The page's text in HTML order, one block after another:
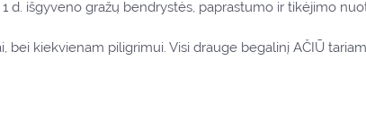
d. išgyveno gražų bendrystės, paprastumo ir tikėjimo
kiekvienam piligrimui. Visi drauge begalinį AČIŪ